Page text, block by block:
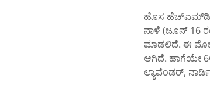
ಹೊಸ ಹೆಚ್‌ಎಮ್‌ಡಿ
ನಾಳೆ (ಜೂನ್‌ 16
ಮಾಡಲಿದೆ. ಈ
ಆಗಿದೆ. ಹಾಗೆಯೇ
ಲ್ಯಾವೆಂಡರ್,